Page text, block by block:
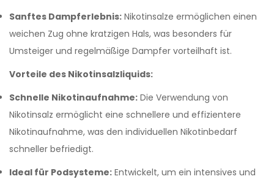
Sanftes Dampferlebnis: Nikotinsalze ermöglichen einen
weichen Zug ohne kratzigen Hals, was besonders für
Umsteiger und regelmäßige Dampfer vorteilhaft ist.
Vorteile des Nikotinsalzliquids:
Schnelle Nikotinaufnahme: Die Verwendung von
Nikotinsalz ermöglicht eine schnellere und effizientere
Nikotinaufnahme, was den individuellen Nikotinbedarf
schneller befriedigt.
Ideal für Podsysteme: Entwickelt, um ein intensives und